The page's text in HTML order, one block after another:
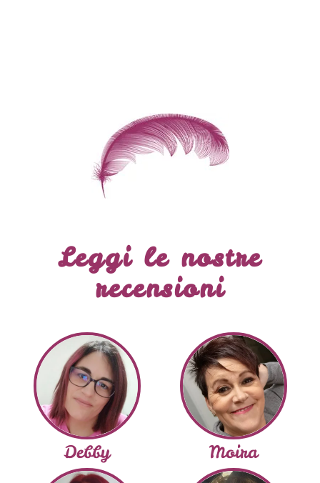
Leggi le nostre
recensioni
Debby Moira